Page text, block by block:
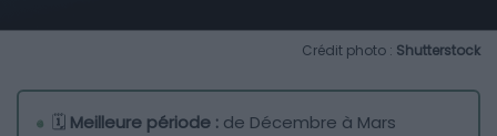
Crédit photo : Shutterstock
🗓️ Meilleure période : de Décembre à Mars